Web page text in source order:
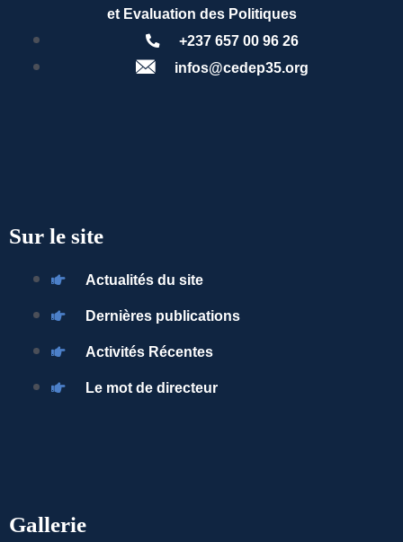
et Evaluation des Politiques
+237 657 00 96 26
infos@cedep35.org
Sur le site
Actualités du site
Dernières publications
Activités Récentes
Le mot de directeur
Gallerie